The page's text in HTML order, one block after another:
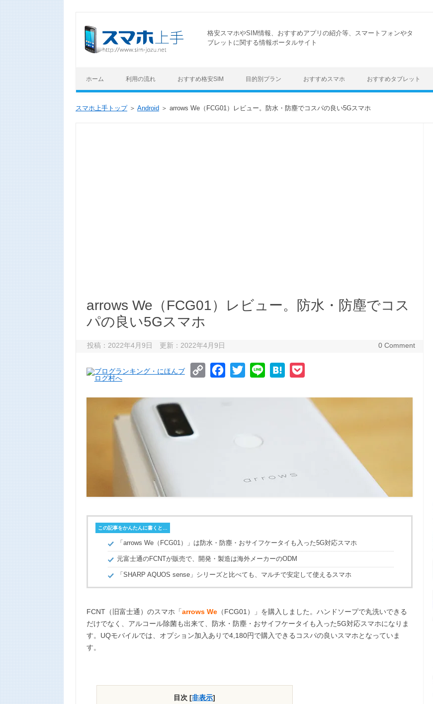
格安スマホやSIM情報、おすすめアプリの紹介等、スマートフォンやタ
ブレットに関する情報ポータルサイト
ホーム 利用の流れ おすすめ格安SIM 目的別プラン おすすめスマホ おすすめタブレット
スマホ上手トップ Android arrows We（FCG01）レビュー。防水・防塵でコスパの良い5Gスマホ
arrows We（FCG01）レビュー。防水・防塵でコス
パの良い5Gスマホ
投稿：2022年4月9日 更新：2022年4月9日 0 Comment
p
c
i
n
t
c
この記事をかんたんに書くと…
「arrows We（FCG01）」は防水・防塵・おサイフケータイも入った5G対応スマホ
元富士通のFCNTが販売で、開発・製造は海外メーカーのODM
「SHARP AQUOS sense」シリーズと比べても、マルチで安定して使えるスマホ
FCNT（旧富士通）のスマホ「arrows We（FCG01）」を購入しました。ハンドソープで丸洗いできる
だけでなく、アルコール除菌も出来て、防水・防塵・おサイフケータイも入った5G対応スマホになりま
す。UQモバイルでは、オプション加入ありで4,180円で購入できるコスパの良いスマホとなっていま
す。
目次 [非表示]